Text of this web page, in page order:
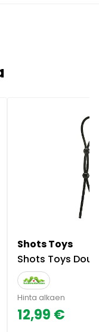
Shots Toys
Shots Toys Double
Hinta alkaen
12,99 €